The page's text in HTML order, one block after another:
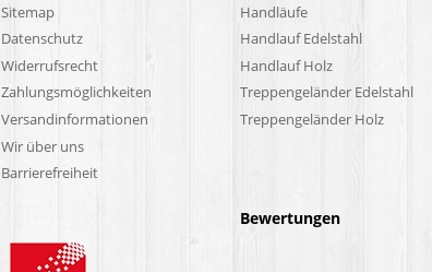
Sitemap
Datenschutz
Widerrufsrecht
Zahlungsmöglichkeiten
Versandinformationen
Wir über uns
Barrierefreiheit
Handläufe
Handlauf Edelstahl
Handlauf Holz
Treppengeländer Edelstahl
Treppengeländer Holz
Bewertungen